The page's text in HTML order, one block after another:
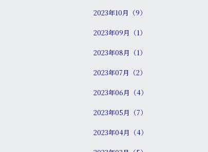
2023年10月（9）
2023年09月（1）
2023年08月（1）
2023年07月（2）
2023年06月（4）
2023年05月（7）
2023年04月（4）